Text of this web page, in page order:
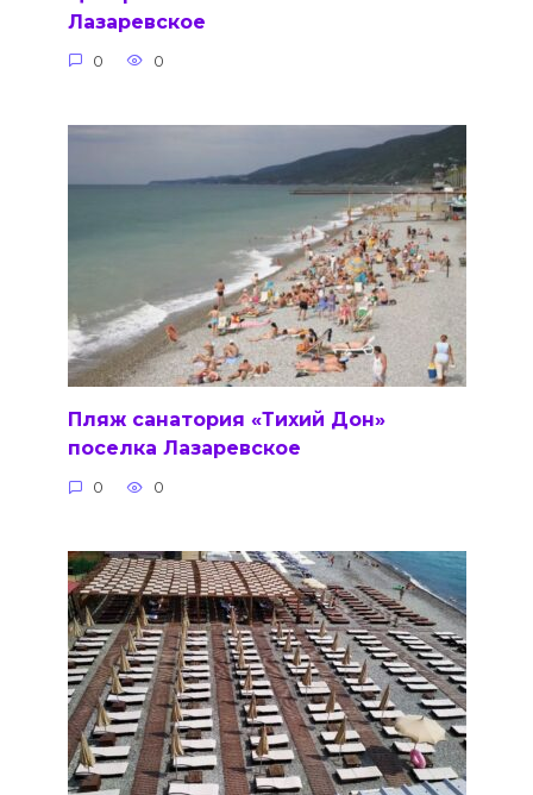
Лазаревское
0 0
Пляж санатория «Тихий Дон»
поселка Лазаревское
0 0